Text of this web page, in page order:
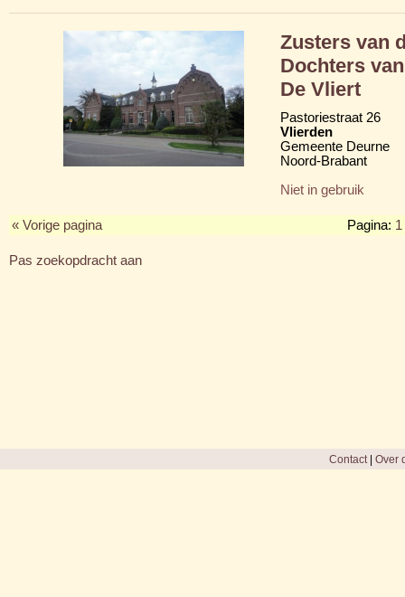
Zusters van
Dochters
De Vliert
Pastoriestraat 26
Vlierden
Gemeente Deurne
Noord-Brabant
Niet in gebruik
« Vorige pagina Pagina: 1
Pas zoekopdracht aan
Contact| Over